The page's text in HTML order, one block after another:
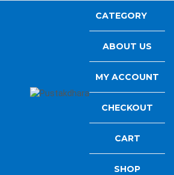
Read Books
CATEGORY
ABOUT US
MY ACCOUNT
CHECKOUT
CART
SHOP